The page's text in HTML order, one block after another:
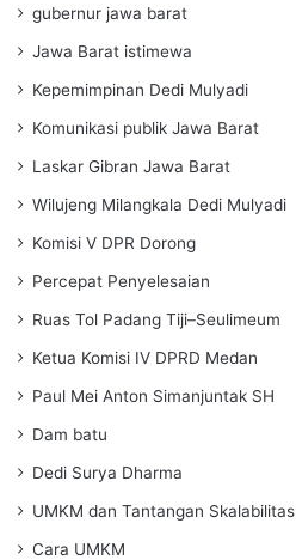
gubernur jawa barat
Jawa Barat istimewa
Kepemimpinan Dedi Mulyadi
Komunikasi publik Jawa Barat
Laskar Gibran Jawa Barat
Wilujeng Milangkala Dedi Mulyadi
Komisi V DPR Dorong
Percepat Penyelesaian
Ruas Tol Padang Tiji–Seulimeum
Ketua Komisi IV DPRD Medan
Paul Mei Anton Simanjuntak SH
Dam batu
Dedi Surya Dharma
UMKM dan Tantangan Skalabilitas
Cara UMKM